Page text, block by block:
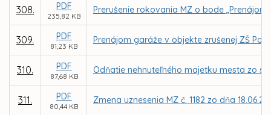
308. PDF
235,82 KB
Prerušenie rokovania MZ o bode
309. PDF
81,23 KB
Prenájom garáže v objekte zrušenej ZŠ
310. PDF
87,68 KB
Odňatie nehnuteľného majetku mesta zo
311. PDF
80,44 KB
Zmena uznesenia MZ č. 1182 zo dňa